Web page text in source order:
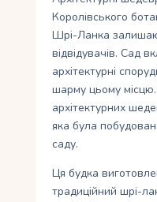
Королівського
Шрі-Ланка
відвідувачів. Сад
архітектурні
шарму цьому
архітектурних
яка була
саду.
Ця будка
традиційний шрі-